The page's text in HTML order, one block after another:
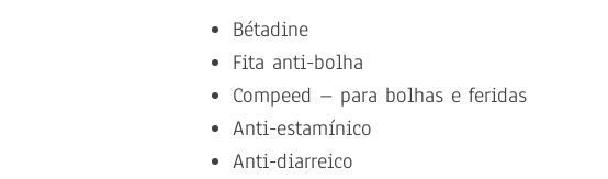
Bétadine
Fita anti-bolha
Compeed – para bolhas e feridas
Anti-estamínico
Anti-diarreico